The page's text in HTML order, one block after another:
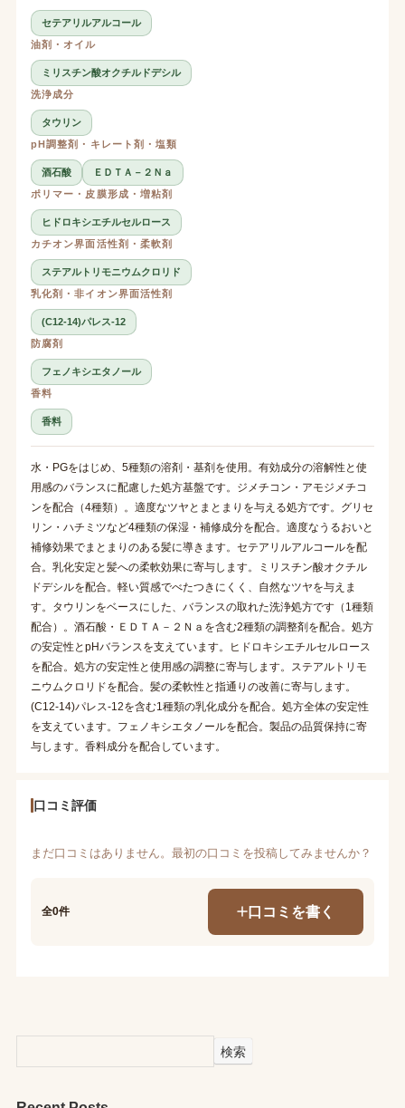
セテアリルアルコール
油剤・オイル
ミリスチン酸オクチルドデシル
洗浄成分
タウリン
pH調整剤・キレート剤・塩類
酒石酸
ＥＤＴＡ－２Ｎａ
ポリマー・皮膜形成・増粘剤
ヒドロキシエチルセルロース
カチオン界面活性剤・柔軟剤
ステアルトリモニウムクロリド
乳化剤・非イオン界面活性剤
(C12-14)パレス-12
防腐剤
フェノキシエタノール
香料
香料
水・PGをはじめ、5種類の溶剤・基剤を使用。有効成分の溶解性と使
用感のバランスに配慮した処方基盤です。ジメチコン・アモジメチコ
ンを配合（4種類）。適度なツヤとまとまりを与える処方です。グリセ
リン・ハチミツなど4種類の保湿・補修成分を配合。適度なうるおいと
補修効果でまとまりのある髪に導きます。セテアリルアルコールを配
合。乳化安定と髪への柔軟効果に寄与します。ミリスチン酸オクチル
ドデシルを配合。軽い質感でべたつきにくく、自然なツヤを与えま
す。タウリンをベースにした、バランスの取れた洗浄処方です（1種類
配合）。酒石酸・ＥＤＴＡ－２Ｎａを含む2種類の調整剤を配合。処方
の安定性とpHバランスを支えています。ヒドロキシエチルセルロース
を配合。処方の安定性と使用感の調整に寄与します。ステアルトリモ
ニウムクロリドを配合。髪の柔軟性と指通りの改善に寄与します。
(C12-14)パレス-12を含む1種類の乳化成分を配合。処方全体の安定性
を支えています。フェノキシエタノールを配合。製品の品質保持に寄
与します。香料成分を配合しています。
口コミ評価
まだ口コミはありません。最初の口コミを投稿してみませんか？
全0件 口コミを書く
検索